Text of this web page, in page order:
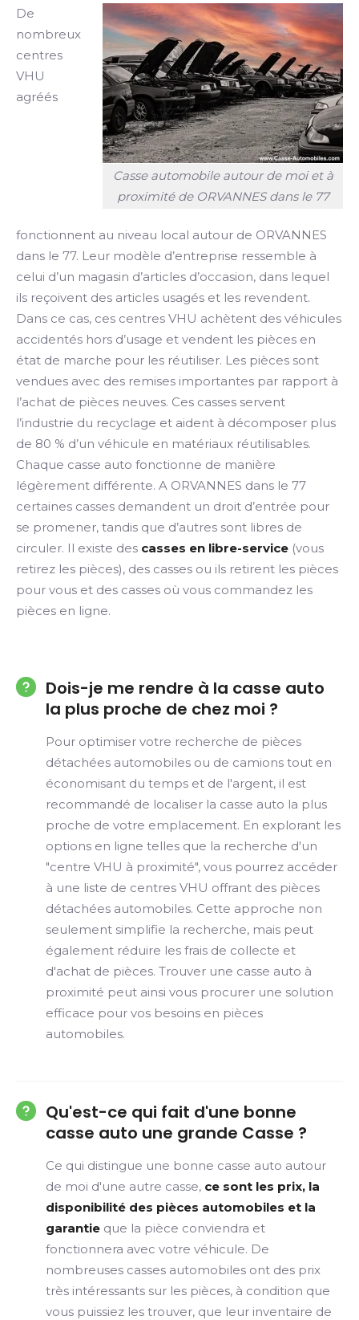
Casse automobile autour de moi et à
proximité de ORVANNES dans le 77
De
nombreux
centres
VHU
agréés
fonctionnent au niveau local autour de ORVANNES
dans le 77. Leur modèle d’entreprise ressemble à
celui d’un magasin d’articles d’occasion, dans lequel
ils reçoivent des articles usagés et les revendent.
Dans ce cas, ces centres VHU achètent des véhicules
accidentés hors d’usage et vendent les pièces en
état de marche pour les réutiliser. Les pièces sont
vendues avec des remises importantes par rapport à
l’achat de pièces neuves. Ces casses servent
l’industrie du recyclage et aident à décomposer plus
de 80 % d’un véhicule en matériaux réutilisables.
Chaque casse auto fonctionne de manière
légèrement différente. A ORVANNES dans le 77
certaines casses demandent un droit d’entrée pour
se promener, tandis que d’autres sont libres de
circuler. Il existe des casses en libre-service (vous
retirez les pièces), des casses ou ils retirent les pièces
pour vous et des casses où vous commandez les
pièces en ligne.
Dois-je me rendre à la casse auto
la plus proche de chez moi ?
Pour optimiser votre recherche de pièces
détachées automobiles ou de camions tout en
économisant du temps et de l'argent, il est
recommandé de localiser la casse auto la plus
proche de votre emplacement. En explorant les
options en ligne telles que la recherche d'un
"centre VHU à proximité", vous pourrez accéder
à une liste de centres VHU offrant des pièces
détachées automobiles. Cette approche non
seulement simplifie la recherche, mais peut
également réduire les frais de collecte et
d'achat de pièces. Trouver une casse auto à
proximité peut ainsi vous procurer une solution
efficace pour vos besoins en pièces
automobiles.
Qu'est-ce qui fait d'une bonne
casse auto une grande Casse ?
Ce qui distingue une bonne casse auto autour
de moi d'une autre casse, ce sont les prix, la
disponibilité des pièces automobiles et la
garantie que la pièce conviendra et
fonctionnera avec votre véhicule. De
nombreuses casses automobiles ont des prix
très intéressants sur les pièces, à condition que
vous puissiez les trouver, que leur inventaire de